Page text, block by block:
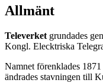
Allmänt
Televerket grundades
Kongl. Elecktriska
Namnet förenklades
ändrades stavningen till